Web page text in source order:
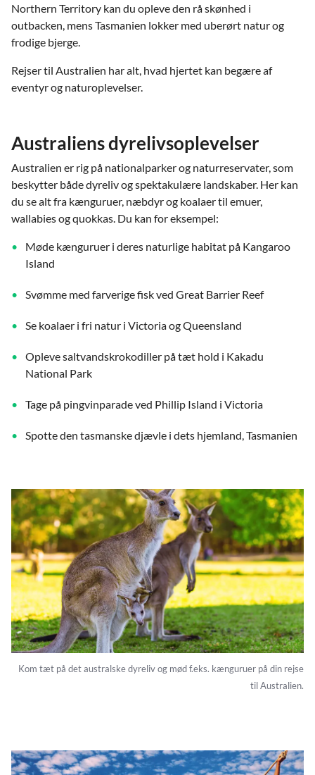
Northern Territory kan du opleve den rå skønhed i
outbacken, mens Tasmanien lokker med uberørt natur og
frodige bjerge.
Rejser til Australien har alt, hvad hjertet kan begære af
eventyr og naturoplevelser.
Australiens dyrelivsoplevelser
Australien er rig på nationalparker og naturreservater, som
beskytter både dyreliv og spektakulære landskaber. Her kan
du se alt fra kænguruer, næbdyr og koalaer til emuer,
wallabies og quokkas. Du kan for eksempel:
Møde kænguruer i deres naturlige habitat på Kangaroo
Island
Svømme med farverige fisk ved Great Barrier Reef
Se koalaer i fri natur i Victoria og Queensland
Opleve saltvandskrokodiller på tæt hold i Kakadu
National Park
Tage på pingvinparade ved Phillip Island i Victoria
Spotte den tasmanske djævle i dets hjemland, Tasmanien
Kom tæt på det australske dyreliv og mød f.eks. kænguruer på din rejse
til Australien.